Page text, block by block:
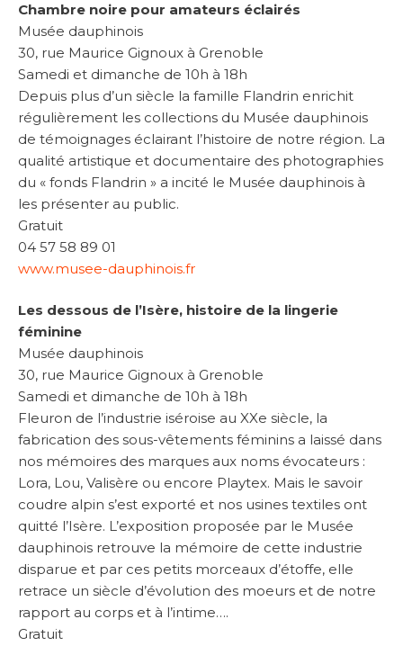
Chambre noire pour amateurs éclairés
Musée dauphinois
30, rue Maurice Gignoux à Grenoble
Samedi et dimanche de 10h à 18h
Depuis plus d’un siècle la famille Flandrin enrichit
régulièrement les collections du Musée dauphinois
de témoignages éclairant l’histoire de notre région. La
qualité artistique et documentaire des photographies
du « fonds Flandrin » a incité le Musée dauphinois à
les présenter au public.
Gratuit
04 57 58 89 01
www.musee-dauphinois.fr
Les dessous de l’Isère, histoire de la lingerie
féminine
Musée dauphinois
30, rue Maurice Gignoux à Grenoble
Samedi et dimanche de 10h à 18h
Fleuron de l’industrie iséroise au XXe siècle, la
fabrication des sous-vêtements féminins a laissé dans
nos mémoires des marques aux noms évocateurs :
Lora, Lou, Valisère ou encore Playtex. Mais le savoir
coudre alpin s’est exporté et nos usines textiles ont
quitté l’Isère. L’exposition proposée par le Musée
dauphinois retrouve la mémoire de cette industrie
disparue et par ces petits morceaux d’étoffe, elle
retrace un siècle d’évolution des moeurs et de notre
rapport au corps et à l’intime….
Gratuit